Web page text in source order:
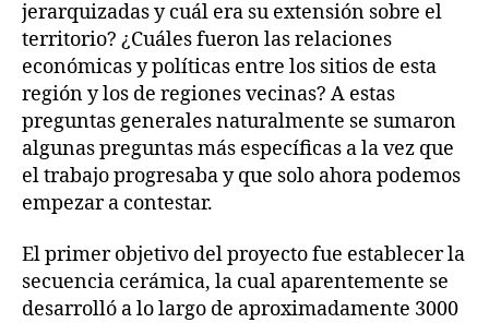
jerarquizadas y cuál era su extensión sobre el
territorio? ¿Cuáles fueron las relaciones
económicas y políticas entre los sitios de esta
región y los de regiones vecinas? A estas
preguntas generales naturalmente se sumaron
algunas preguntas más específicas a la vez que
el trabajo progresaba y que solo ahora podemos
empezar a contestar.
El primer objetivo del proyecto fue establecer la
secuencia cerámica, la cual aparentemente se
desarrolló a lo largo de aproximadamente 3000